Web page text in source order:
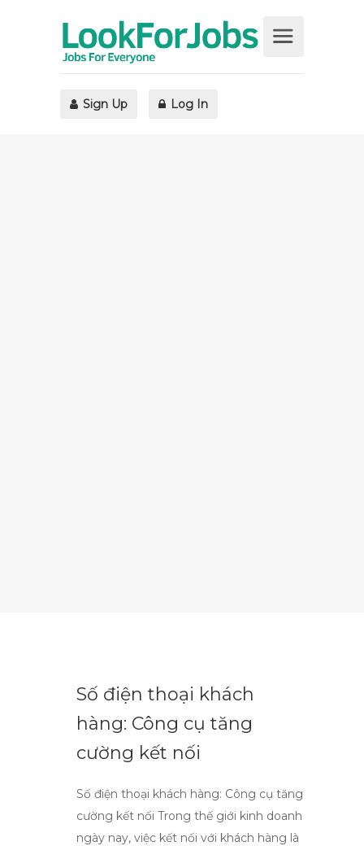
Sign Up Log In
Số điện thoại khách
hàng: Công cụ tăng
cường kết nối
Số điện thoại khách hàng: Công cụ tăng
cường kết nối Trong thế giới kinh doanh
ngày nay, việc kết nối với khách hàng là